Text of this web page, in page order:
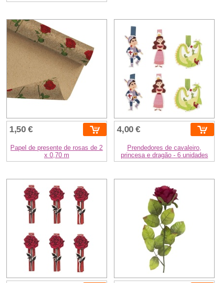
1,50 €
Papel de presente de rosas de 2
x 0,70 m
4,00 €
Prendedores de cavaleiro,
princesa e dragão - 6 unidades